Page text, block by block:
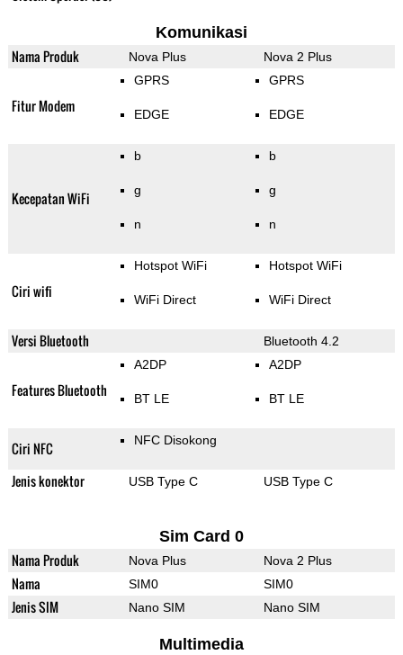
Komunikasi
Nama Produk Nova Plus Nova 2 Plus
Fitur Modem
GPRS
EDGE
GPRS
EDGE
Kecepatan WiFi
b
g
n
b
g
n
Ciri wifi
Hotspot WiFi
WiFi Direct
Hotspot WiFi
WiFi Direct
Versi Bluetooth Bluetooth 4.2
Features Bluetooth
A2DP
BT LE
A2DP
BT LE
Ciri NFC NFC Disokong
Jenis konektor USB Type C USB Type C
Sim Card 0
Nama Produk Nova Plus Nova 2 Plus
Nama SIM0 SIM0
Jenis SIM Nano SIM Nano SIM
Multimedia